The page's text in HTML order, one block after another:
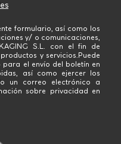
formulario, así como los
y/ o comunicaciones,
S.L. con el fin de
y servicios.Puede
el envío del boletín en
así como ejercer los
un correo electrónico a
sobre privacidad en